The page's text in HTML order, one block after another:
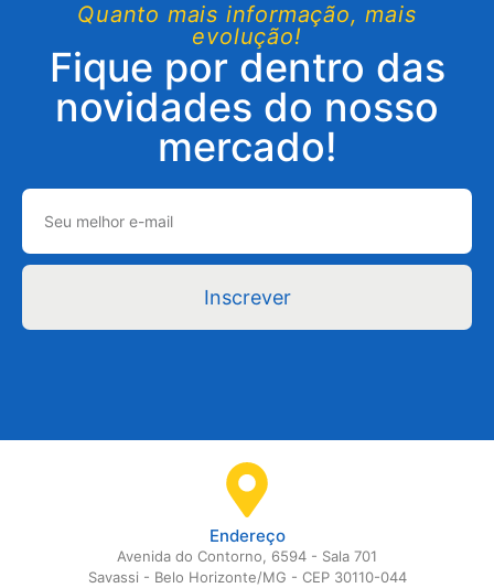
Quanto mais informação, mais
evolução!
Fique por dentro das
novidades do nosso
mercado!
Inscrever
Endereço
Avenida do Contorno, 6594 - Sala 701
Savassi - Belo Horizonte/MG - CEP 30110-044